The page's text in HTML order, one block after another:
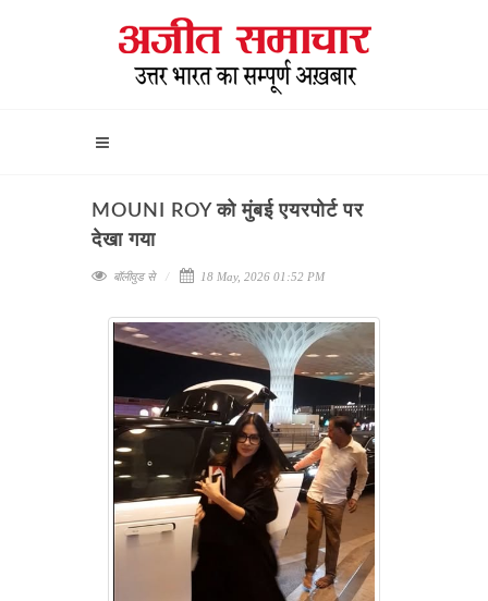
MOUNI ROY को मुंबई एयरपोर्ट पर
देखा गया
बॉलीवुड से 18 May, 2026 01:52 PM